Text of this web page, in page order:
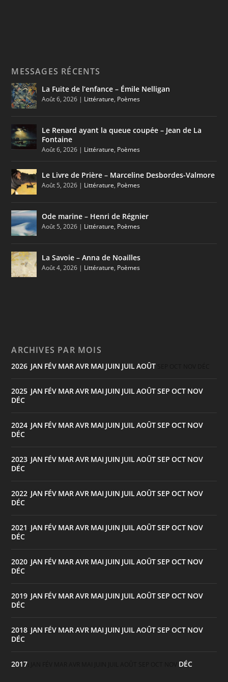
MESSAGES RÉCENTS
La Fuite de l’enfance – Émile Nelligan
Août 6, 2026 | Littérature, Poèmes
Le Renard ayant la queue coupée – Jean de La
Fontaine
Août 6, 2026 | Littérature, Poèmes
Le Livre de Prière – Marceline Desbordes-Valmore
Août 5, 2026 | Littérature, Poèmes
Ode marine – Henri de Régnier
Août 5, 2026 | Littérature, Poèmes
La Savoie – Anna de Noailles
Août 4, 2026 | Littérature, Poèmes
ARCHIVES PAR MOIS
2026 JAN FÉV MARAVR MAI JUIN JUILAOÛT
2025 JAN FÉV MARAVR MAI JUIN JUILAOÛTSEP OCT NOV
DÉC
2024 JAN FÉV MARAVR MAI JUIN JUILAOÛTSEP OCT NOV
DÉC
2023 JAN FÉV MARAVR MAI JUIN JUILAOÛTSEP OCT NOV
DÉC
2022 JAN FÉV MARAVR MAI JUIN JUILAOÛTSEP OCT NOV
DÉC
2021 JAN FÉV MARAVR MAI JUIN JUILAOÛTSEP OCT NOV
DÉC
2020 JAN FÉV MARAVR MAI JUIN JUILAOÛTSEP OCT NOV
DÉC
2019 JAN FÉV MARAVR MAI JUIN JUILAOÛTSEP OCT NOV
DÉC
2018 JAN FÉV MARAVR MAI JUIN JUILAOÛTSEP OCT NOV
DÉC
2017 DÉC